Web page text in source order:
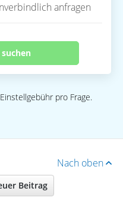
anfragen
pro Frage.
Nach oben
Beitrag